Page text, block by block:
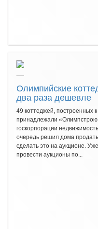
Олимпийские
два раза дешевле
49 коттеджей, построенных
принадлежали
госкорпорации
очередь решил дома
сделать это на аукционе.
провести аукционы по...